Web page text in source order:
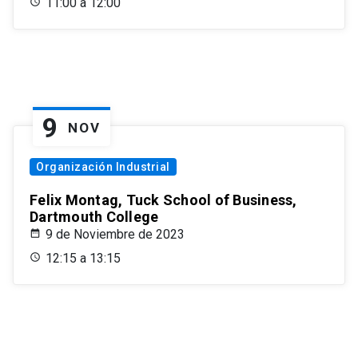
9 NOV
Organización Industrial
Felix Montag, Tuck School of Business,
Dartmouth College
9 de Noviembre de 2023
12:15 a 13:15